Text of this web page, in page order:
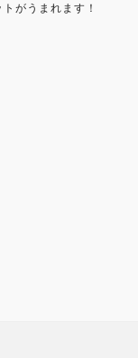
がうまれます！